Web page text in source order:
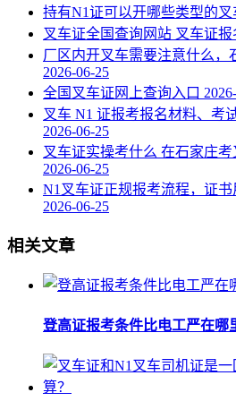
持有N1证可以开哪些类型的叉
叉车证全国查询网站 叉车证报
厂区内开叉车需要注意什么，
2026-06-25
全国叉车证网上查询入口
叉车 N1 证报考报名材料、考
2026-06-25
叉车证实操考什么 在石家庄
2026-06-25
N1叉车证正规报考流程，证
2026-06-25
相关文章
登高证报考条件比电工严在哪